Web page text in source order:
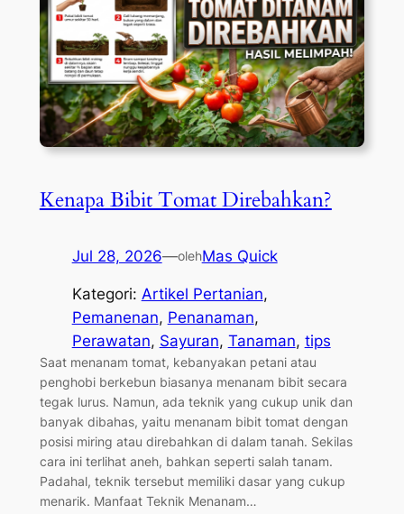
Kenapa Bibit Tomat Direbahkan?
Jul 28, 2026—olehMas Quick
Kategori: Artikel Pertanian
Pemanenan, Penanaman
Perawatan, Sayuran, Tanaman, tips
Saat menanam tomat, kebanyakan petani atau
penghobi berkebun biasanya menanam bibit secara
tegak lurus. Namun, ada teknik yang cukup unik dan
banyak dibahas, yaitu menanam bibit tomat dengan
posisi miring atau direbahkan di dalam tanah. Sekilas
cara ini terlihat aneh, bahkan seperti salah tanam.
Padahal, teknik tersebut memiliki dasar yang cukup
menarik. Manfaat Teknik Menanam…